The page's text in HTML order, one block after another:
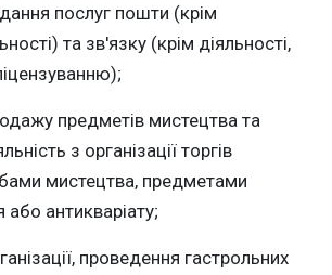
послуг пошти (крім
та зв'язку (крім діяльності,
предметів мистецтва та
з організації торгів
мистецтва, предметами
або антикваріату;
проведення гастрольних